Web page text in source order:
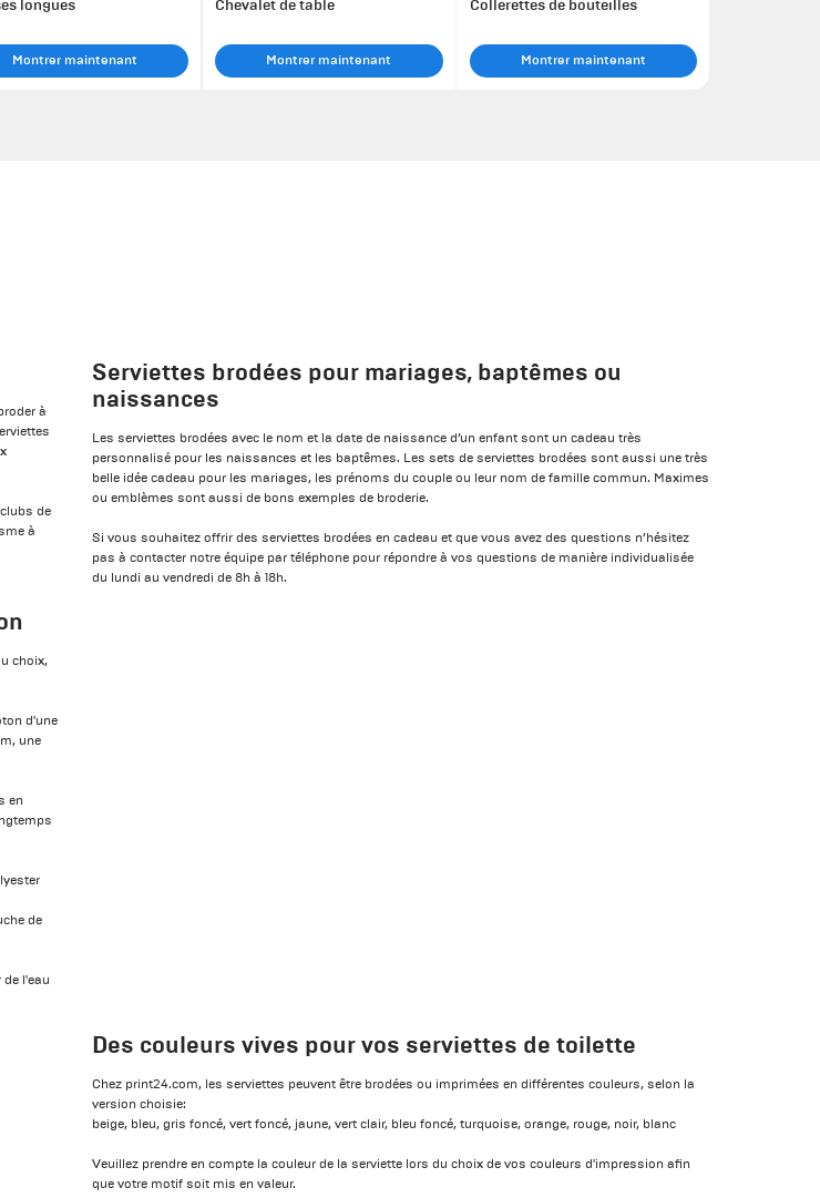
longues
Montrer maintenant
Chevalet de table
Montrer maintenant
Collerettes de bouteilles
Montrer maintenant
à
de
à
Serviettes brodées pour mariages, baptêmes ou
naissances
Les serviettes brodées avec le nom et la date de naissance d’un enfant sont un cadeau très
personnalisé pour les naissances et les baptêmes. Les sets de serviettes brodées sont aussi une très
belle idée cadeau pour les mariages, les prénoms du couple ou leur nom de famille commun. Maximes
ou emblèmes sont aussi de bons exemples de broderie.
Si vous souhaitez offrir des serviettes brodées en cadeau et que vous avez des questions n’hésitez
pas à contacter notre équipe par téléphone pour répondre à vos questions de manière individualisée
du lundi au vendredi de 8h à 18h.
choix,
d'une
une
en
de
l'eau
Des couleurs vives pour vos serviettes de toilette
Chez print24.com, les serviettes peuvent être brodées ou imprimées en différentes couleurs, selon la
version choisie:
beige, bleu, gris foncé, vert foncé, jaune, vert clair, bleu foncé, turquoise, orange, rouge, noir, blanc
Veuillez prendre en compte la couleur de la serviette lors du choix de vos couleurs d'impression afin
que votre motif soit mis en valeur.